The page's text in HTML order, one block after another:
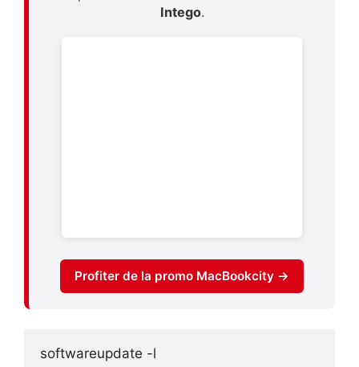
Intego.
Profiter de la promo MacBookcity →
softwareupdate -l